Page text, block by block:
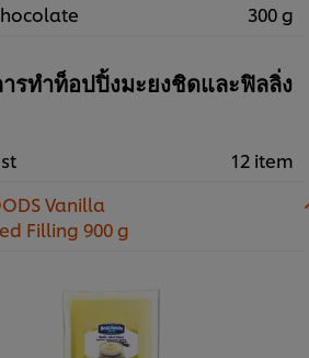
300 g
รทำท็อปปิ้งมะยงชิดและฟิลลิ่ง
12 item
Vanilla
Filling 900 g